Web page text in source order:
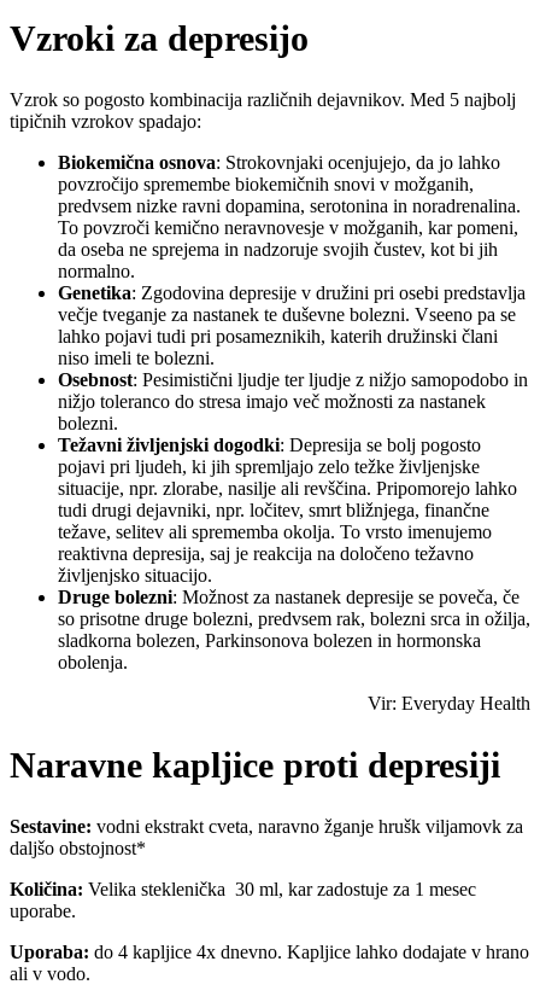
Vzroki za depresijo
Vzrok so pogosto kombinacija različnih dejavnikov. Med 5 najbolj
tipičnih vzrokov spadajo:
Biokemična osnova: Strokovnjaki ocenjujejo, da jo lahko
povzročijo spremembe biokemičnih snovi v možganih,
predvsem nizke ravni dopamina, serotonina in noradrenalina.
To povzroči kemično neravnovesje v možganih, kar pomeni,
da oseba ne sprejema in nadzoruje svojih čustev, kot bi jih
normalno.
Genetika: Zgodovina depresije v družini pri osebi predstavlja
večje tveganje za nastanek te duševne bolezni. Vseeno pa se
lahko pojavi tudi pri posameznikih, katerih družinski člani
niso imeli te bolezni.
Osebnost: Pesimistični ljudje ter ljudje z nižjo samopodobo in
nižjo toleranco do stresa imajo več možnosti za nastanek
bolezni.
Težavni življenjski dogodki: Depresija se bolj pogosto
pojavi pri ljudeh, ki jih spremljajo zelo težke življenjske
situacije, npr. zlorabe, nasilje ali revščina. Pripomorejo lahko
tudi drugi dejavniki, npr. ločitev, smrt bližnjega, finančne
težave, selitev ali sprememba okolja. To vrsto imenujemo
reaktivna depresija, saj je reakcija na določeno težavno
življenjsko situacijo.
Druge bolezni: Možnost za nastanek depresije se poveča, če
so prisotne druge bolezni, predvsem rak, bolezni srca in ožilja,
sladkorna bolezen, Parkinsonova bolezen in hormonska
obolenja.
Vir: Everyday Health
Naravne kapljice proti depresiji
Sestavine: vodni ekstrakt cveta, naravno žganje hrušk viljamovk za
daljšo obstojnost*
Količina: Velika steklenička 30 ml, kar zadostuje za 1 mesec
uporabe.
Uporaba: do 4 kapljice 4x dnevno. Kapljice lahko dodajate v hrano
ali v vodo.